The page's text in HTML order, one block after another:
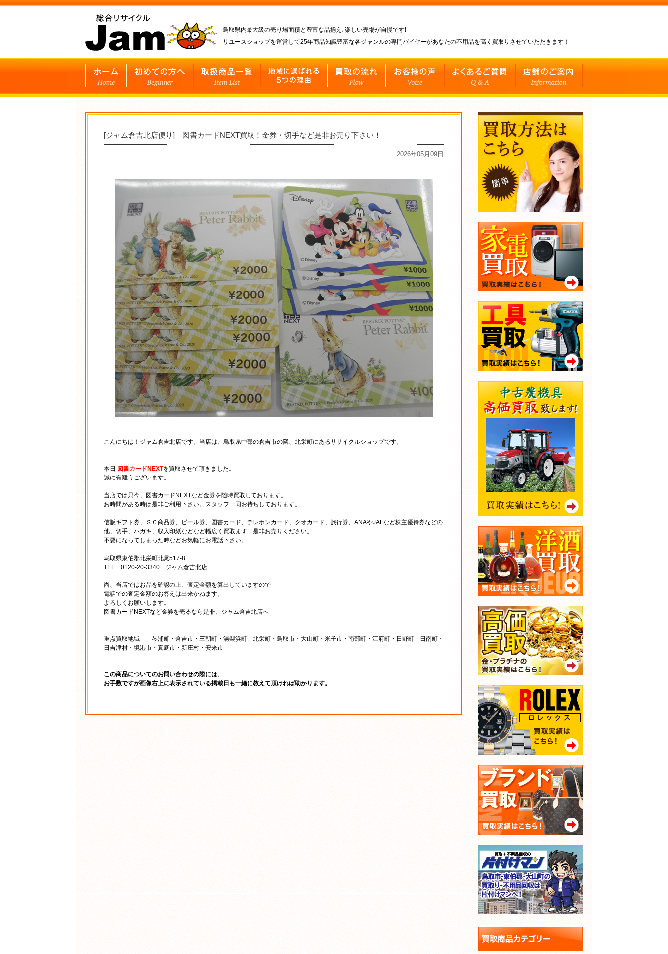
鳥取県内最大級の売り場面積と豊富な品揃え､楽しい売場が自慢です!
リユースショップを運営して25年商品知識豊富な各ジャンルの専門バイヤーがあなたの不用品を高く買取りさせていただきます！
[ジャム倉吉北店便り] 図書カードNEXT買取！金券・切手など是非お売り下さい！
2026年05月09日
こんにちは！ジャム倉吉北店です。当店は、鳥取県中部の倉吉市の隣、北栄町にあるリサイクルショップです。
本日 図書カードNEXTを買取させて頂きました。
誠に有難うございます。
当店では只今、図書カードNEXTなど金券を随時買取しております。
お時間がある時は是非ご利用下さい。スタッフ一同お待ちしております。
信販ギフト券、ＳＣ商品券、ビール券、図書カード、テレホンカード、クオカード、旅行券、ANAやJALなど株主優待券などの
他、切手、ハガキ、収入印紙などなど幅広く買取ます！是非お売りください。
不要になってしまった時などお気軽にお電話下さい。
烏取県東伯郡北栄町北尾517-8
TEL 0120-20-3340 ジャム倉吉北店
尚、当店ではお品を確認の上、査定金額を算出していますので
電話での査定金額のお答えは出来かねます。
よろしくお願いします。
図書カードNEXTなど金券を売るなら是非、ジャム倉吉北店へ
重点買取地域 琴浦町・倉吉市・三朝町・湯梨浜町・北栄町・鳥取市・大山町・米子市・南部町・江府町・日野町・日南町・
日吉津村・境港市・真庭市・新庄村・安来市
この商品についてのお問い合わせの際には、
お手数ですが画像右上に表示されている掲載日も一緒に教えて頂ければ助かります。